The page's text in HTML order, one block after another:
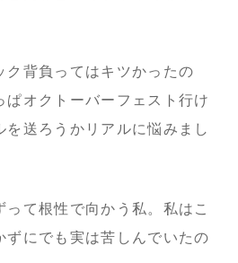
ク背負ってはキツかったの
ぱオクトーバーフェスト行け
送ろうかリアルに悩みまし
って根性で向かう私。私はこ
ずにでも実は苦しんでいたの